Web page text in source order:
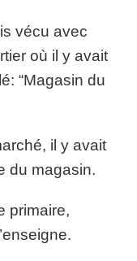
vécu avec
où il y avait
“Magasin du
il y avait
du magasin.
primaire,